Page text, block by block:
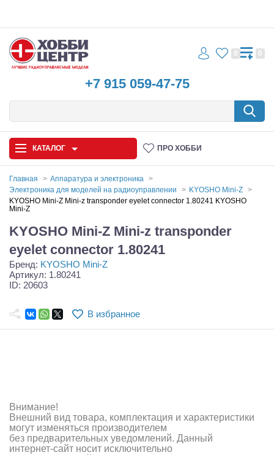
+7 915 059-47-75
0 0
КАТАЛОГ ПРО ХОББИ
Автомодели
Запчасти и аксессуары
Игрушки
Самолеты
Судомодели
Аккумуляторы и батарейки
Зарядные устройства и блоки питания
Главная
Аппаратура и электроника
Электроника для моделей на радиоуправлении
KYOSHO Mini-Z
KYOSHO Mini-Z Mini-z transponder eyelet connector 1.80241 KYOSHO
Mini-Z
KYOSHO Mini-Z Mini-z transponder
eyelet connector 1.80241
Бренд: KYOSHO Mini-Z
Артикул: 1.80241
ID: 20603
В избранное
Внимание!
Внешний вид товара, комплектация и характеристики
могут изменяться производителем
без предварительных уведомлений. Данный
интернет-сайт носит исключительно